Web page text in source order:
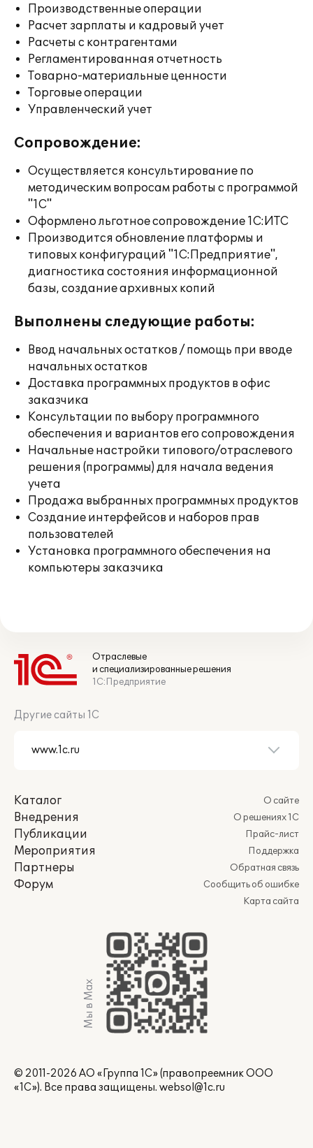
Производственные операции
Расчет зарплаты и кадровый учет
Расчеты с контрагентами
Регламентированная отчетность
Товарно-материальные ценности
Торговые операции
Управленческий учет
Сопровождение:
Осуществляется консультирование по
методическим вопросам работы с программой
"1С"
Оформлено льготное сопровождение 1С:ИТС
Производится обновление платформы и
типовых конфигураций "1С:Предприятие",
диагностика состояния информационной
базы, создание архивных копий
Выполнены следующие работы:
Ввод начальных остатков / помощь при вводе
начальных остатков
Доставка программных продуктов в офис
заказчика
Консультации по выбору программного
обеспечения и вариантов его сопровождения
Начальные настройки типового/отраслевого
решения (программы) для начала ведения
учета
Продажа выбранных программных продуктов
Создание интерфейсов и наборов прав
пользователей
Установка программного обеспечения на
компьютеры заказчика
Отраслевые
и специализированные решения
1С:Предприятие
Другие сайты 1С
Каталог
Внедрения
Публикации
Мероприятия
Партнеры
Форум
О сайте
О решениях 1С
Прайс-лист
Поддержка
Обратная связь
Сообщить об ошибке
Карта сайта
Мы в Max
© 2011-2026 АО «Группа 1С» (правопреемник ООО
«1С»). Все права защищены. websol@1c.ru